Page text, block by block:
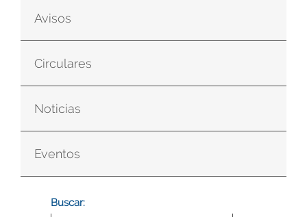
Avisos
Circulares
Noticias
Eventos
Buscar: